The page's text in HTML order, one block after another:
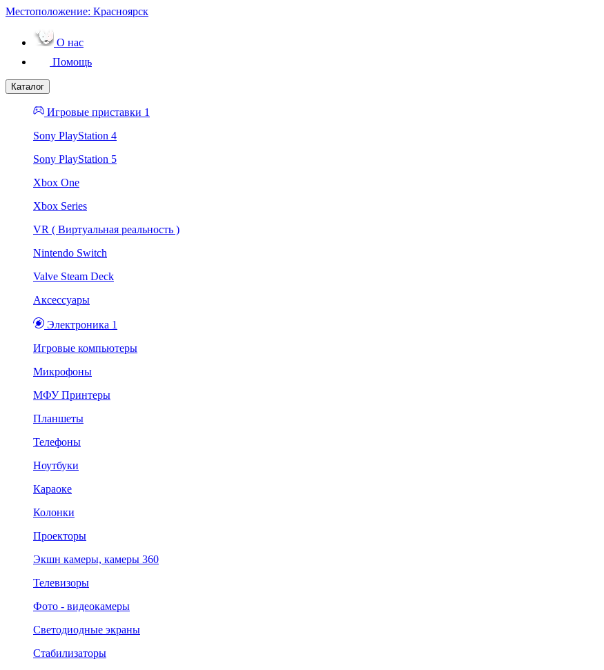
Местоположение: Красноярск
О нас
Помощь
Каталог
Игровые приставки 1
Sony PlayStation 4
Sony PlayStation 5
Xbox One
Xbox Series
VR ( Виртуальная реальность )
Nintendo Switch
Valve Steam Deck
Аксессуары
Электроника 1
Игровые компьютеры
Микрофоны
МФУ Принтеры
Планшеты
Телефоны
Ноутбуки
Караоке
Колонки
Проекторы
Экшн камеры, камеры 360
Телевизоры
Фото - видеокамеры
Светодиодные экраны
Стабилизаторы